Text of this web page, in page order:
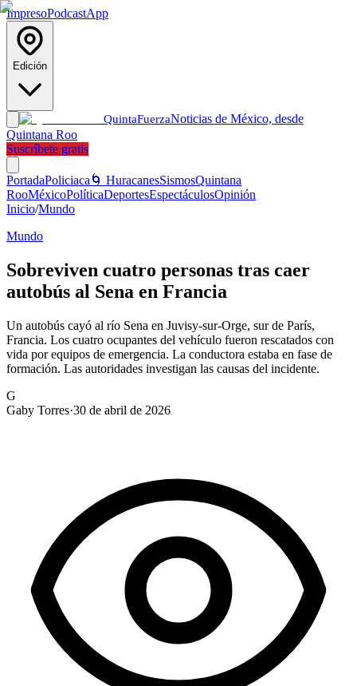
ImpresoPodcastApp
Edición
QuintaFuerzaNoticias de México, desde
Quintana Roo
Suscríbete gratis
PortadaPoliciaca 🌀 HuracanesSismosQuintana
RooMéxicoPolíticaDeportesEspectáculosOpinión
Inicio/Mundo
Mundo
Sobreviven cuatro personas tras caer
autobús al Sena en Francia
Un autobús cayó al río Sena en Juvisy-sur-Orge, sur de París,
Francia. Los cuatro ocupantes del vehículo fueron rescatados con
vida por equipos de emergencia. La conductora estaba en fase de
formación. Las autoridades investigan las causas del incidente.
G
Gaby Torres·30 de abril de 2026